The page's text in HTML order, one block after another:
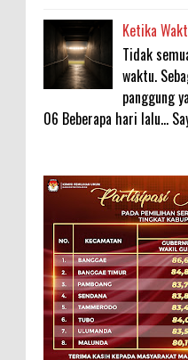
Ketika
Tidak
waktu.
panggung
06 Beberapa hari lalu...